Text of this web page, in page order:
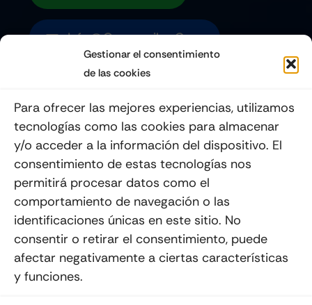
Gestionar el consentimiento
de las cookies
Para ofrecer las mejores experiencias, utilizamos
tecnologías como las cookies para almacenar
y/o acceder a la información del dispositivo. El
consentimiento de estas tecnologías nos
permitirá procesar datos como el
comportamiento de navegación o las
identificaciones únicas en este sitio. No
consentir o retirar el consentimiento, puede
afectar negativamente a ciertas características
y funciones.
Info@quemoviles.com
Enviar